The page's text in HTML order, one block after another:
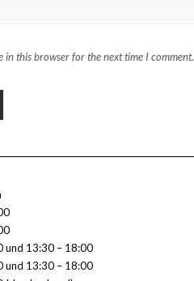
in this browser for the next time I comment.
und 13:30 – 18:00
und 13:30 – 18:00